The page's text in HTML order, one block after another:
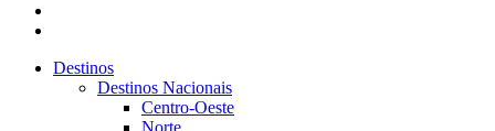
Destinos
Destinos Nacionais
Centro-Oeste
Norte